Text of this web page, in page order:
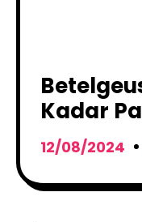
Kadar
12/08/2024